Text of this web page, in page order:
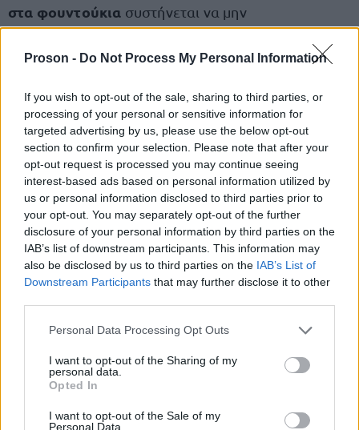
Proson - Do Not Process My Personal Information
If you wish to opt-out of the sale, sharing to third parties, or
processing of your personal or sensitive information for
targeted advertising by us, please use the below opt-out
section to confirm your selection. Please note that after your
opt-out request is processed you may continue seeing
interest-based ads based on personal information utilized by
us or personal information disclosed to third parties prior to
your opt-out. You may separately opt-out of the further
disclosure of your personal information by third parties on the
IAB’s list of downstream participants. This information may
also be disclosed by us to third parties on the IAB’s List of
Downstream Participants that may further disclose it to other
Please note that this website/app uses one or more Google
not limited to your visit or usage behaviour. You may click to
grant or deny consent to Google and its third-party tags to
use your data for below specified purposes in below Google
consent section.
Personal Data Processing Opt Outs
I want to opt-out of the Sharing of my
personal data.
Opted In
I want to opt-out of the Sale of my
Personal Data.
στα φουντούκια συστήνεται να μην
καταναλώσουν τα συγκεκριμένα προϊόντα.
ΑΣΕΠ: Πιστοποίηση Αγγλικών σε
μόνο 2 ημέρες στα χέρια σας
ΑΣΕΠ: Εξ αποστάσεως η πιο Εύκολη
Πιστοποίηση Υπολογιστών σε 2
μέρες
Μάθε πρώτος όλες τις σημαντικές
Βάλε το proson.gr στα αποτελέσματα